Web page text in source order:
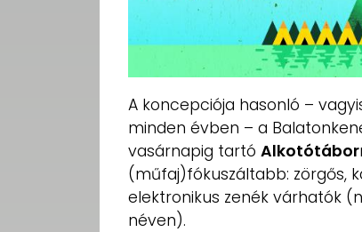
A koncepciója hasonló –
minden évben – a
vasárnapig tartó Alkotótábor
(műfaj)fókuszáltabb: zörgős,
elektronikus zenék várhatók
néven).